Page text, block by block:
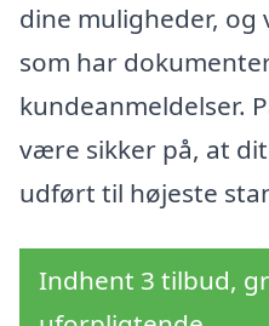
dine muligheder,
som har
kundeanmeldelser.
være sikker på, at
udført til højeste
Indhent 3 tilbud,